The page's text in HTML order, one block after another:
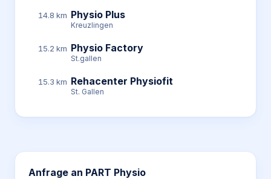
14.8 km Physio Plus
Kreuzlingen
15.2 km Physio Factory
St.gallen
15.3 km Rehacenter Physiofit
St. Gallen
Anfrage an PART Physio